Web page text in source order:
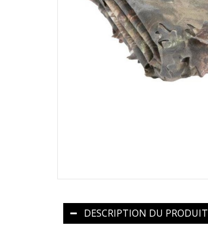
DESCRIPTION DU PRODUIT